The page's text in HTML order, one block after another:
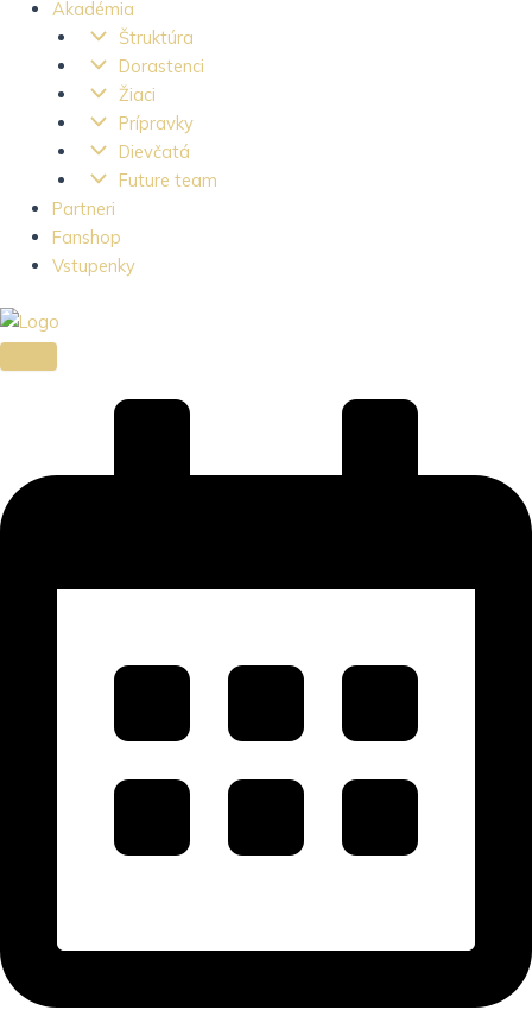
Akadémia
Štruktúra
Dorastenci
Žiaci
Prípravky
Dievčatá
Future team
Partneri
Fanshop
Vstupenky